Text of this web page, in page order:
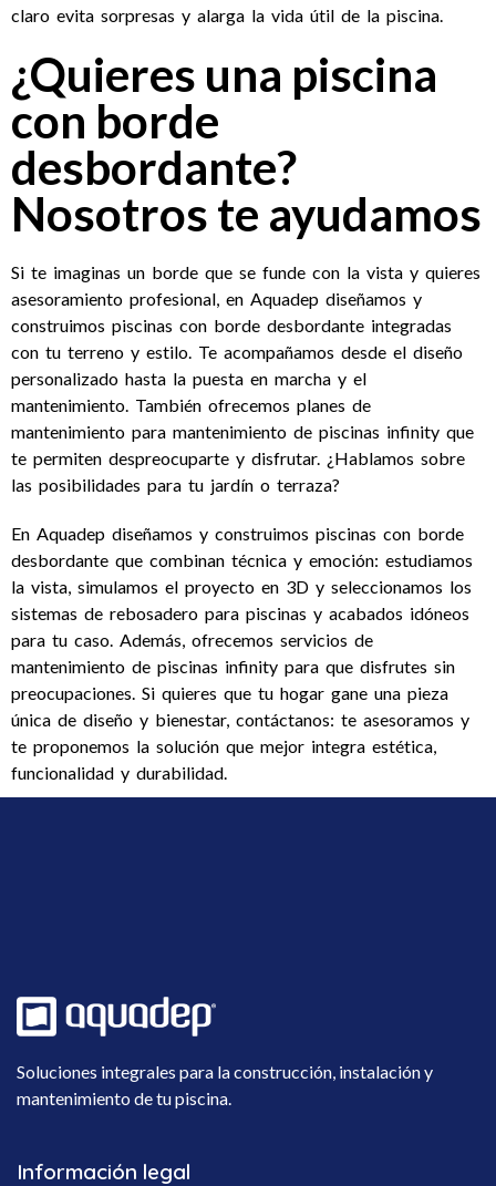
claro evita sorpresas y alarga la vida útil de la piscina.
¿Quieres una piscina
con borde
desbordante?
Nosotros te ayudamos
Si te imaginas un borde que se funde con la vista y quieres
asesoramiento profesional, en Aquadep diseñamos y
construimos piscinas con borde desbordante integradas
con tu terreno y estilo. Te acompañamos desde el diseño
personalizado hasta la puesta en marcha y el
mantenimiento. También ofrecemos planes de
mantenimiento para mantenimiento de piscinas infinity que
te permiten despreocuparte y disfrutar. ¿Hablamos sobre
las posibilidades para tu jardín o terraza?
En Aquadep diseñamos y construimos piscinas con borde
desbordante que combinan técnica y emoción: estudiamos
la vista, simulamos el proyecto en 3D y seleccionamos los
sistemas de rebosadero para piscinas y acabados idóneos
para tu caso. Además, ofrecemos servicios de
mantenimiento de piscinas infinity para que disfrutes sin
preocupaciones. Si quieres que tu hogar gane una pieza
única de diseño y bienestar, contáctanos: te asesoramos y
te proponemos la solución que mejor integra estética,
funcionalidad y durabilidad.
Soluciones integrales para la construcción, instalación y
mantenimiento de tu piscina.
Información legal